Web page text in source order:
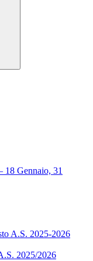
Gennaio, 31
A.S. 2025-2026
2025/2026